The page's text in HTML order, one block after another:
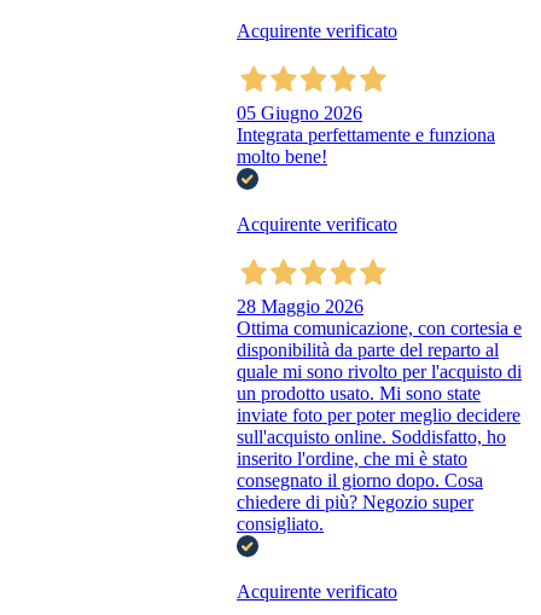
Acquirente verificato
05 Giugno 2026
Integrata perfettamente e funziona
molto bene!
Acquirente verificato
28 Maggio 2026
Ottima comunicazione, con cortesia e
disponibilità da parte del reparto al
quale mi sono rivolto per l'acquisto di
un prodotto usato. Mi sono state
inviate foto per poter meglio decidere
sull'acquisto online. Soddisfatto, ho
inserito l'ordine, che mi è stato
consegnato il giorno dopo. Cosa
chiedere di più? Negozio super
consigliato.
Acquirente verificato